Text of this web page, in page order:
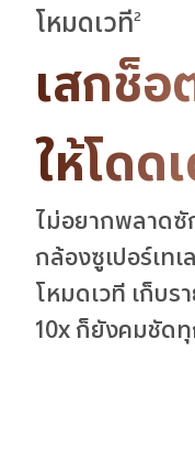
โหมดเวที2
เสกช็อ
ให้โดด
ไม่อยากพลาดซั
กล้องซูเปอร์เท
โหมดเวที เก็บร
10x ก็ยังคมชัด